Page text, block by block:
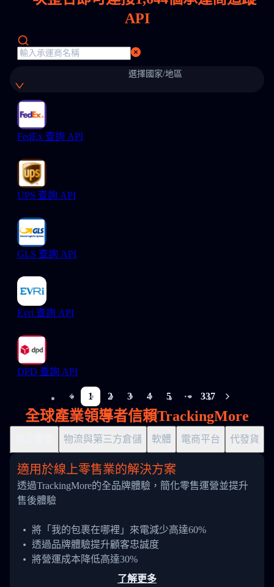
API
選擇國家/地區
FedEx 查詢 API
UPS 查詢 API
GLS 查詢 API
Evri 查詢 API
DPD 查詢 API
1 2 3 4 5
More pages
337
全球產業領導者信賴TrackingMore
物流與第三方倉儲 軟體 電商平台 代發貨
適用於線上零售業的解決方案
透過TrackingMore的全品牌體驗，簡化零售運營並提升
售後體驗
將「我的包裹在哪裡」來電減少高達60%
透過品牌體驗提升顧客忠誠度
將營運成本降低高達30%
了解更多